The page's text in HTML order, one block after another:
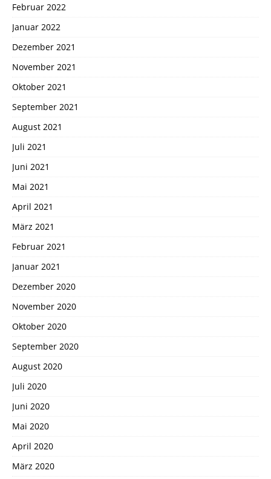
Februar 2022
Januar 2022
Dezember 2021
November 2021
Oktober 2021
September 2021
August 2021
Juli 2021
Juni 2021
Mai 2021
April 2021
März 2021
Februar 2021
Januar 2021
Dezember 2020
November 2020
Oktober 2020
September 2020
August 2020
Juli 2020
Juni 2020
Mai 2020
April 2020
März 2020